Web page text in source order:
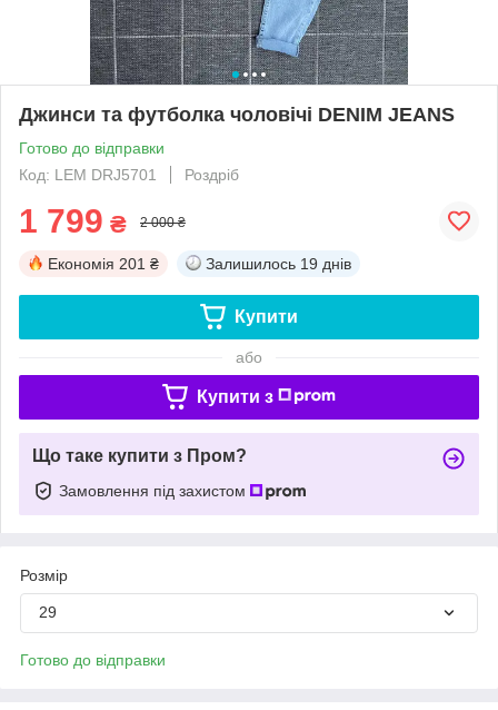
Джинси та футболка чоловічі DENIM JEANS
Готово до відправки
Код: LEM DRJ5701
Роздріб
1 799 ₴ 2 000 ₴
Економія 201 ₴ Залишилось 19 днів
Купити
або
Купити з
Що таке купити з Пром?
Замовлення під захистом
Розмір
29
Готово до відправки